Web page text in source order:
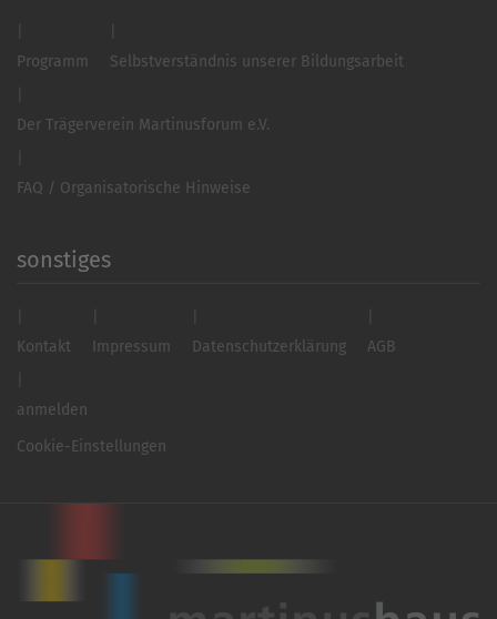
Programm Selbstverständnis unserer Bildungsarbeit
Der Trägerverein Martinusforum e.V.
FAQ / Organisatorische Hinweise
sonstiges
Kontakt Impressum Datenschutzerklärung AGB
anmelden
Cookie-Einstellungen